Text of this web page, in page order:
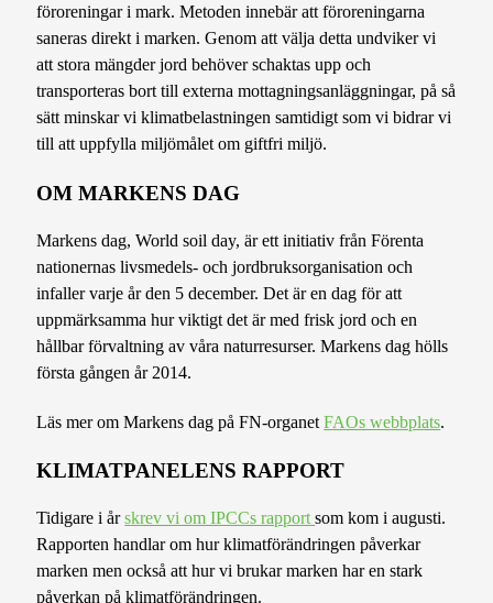
föroreningar i mark. Metoden innebär att föroreningarna
saneras direkt i marken. Genom att välja detta undviker vi
att stora mängder jord behöver schaktas upp och
transporteras bort till externa mottagningsanläggningar, på så
sätt minskar vi klimatbelastningen samtidigt som vi bidrar vi
till att uppfylla miljömålet om giftfri miljö.
OM MARKENS DAG
Markens dag, World soil day, är ett initiativ från Förenta
nationernas livsmedels- och jordbruksorganisation och
infaller varje år den 5 december. Det är en dag för att
uppmärksamma hur viktigt det är med frisk jord och en
hållbar förvaltning av våra naturresurser. Markens dag hölls
första gången år 2014.
Läs mer om Markens dag på FN-organetFAOs webbplats.
KLIMATPANELENS RAPPORT
Tidigare i årskrev vi om IPCCs rapportsom kom i augusti.
Rapporten handlar om hur klimatförändringen påverkar
marken men också att hur vi brukar marken har en stark
påverkan på klimatförändringen.